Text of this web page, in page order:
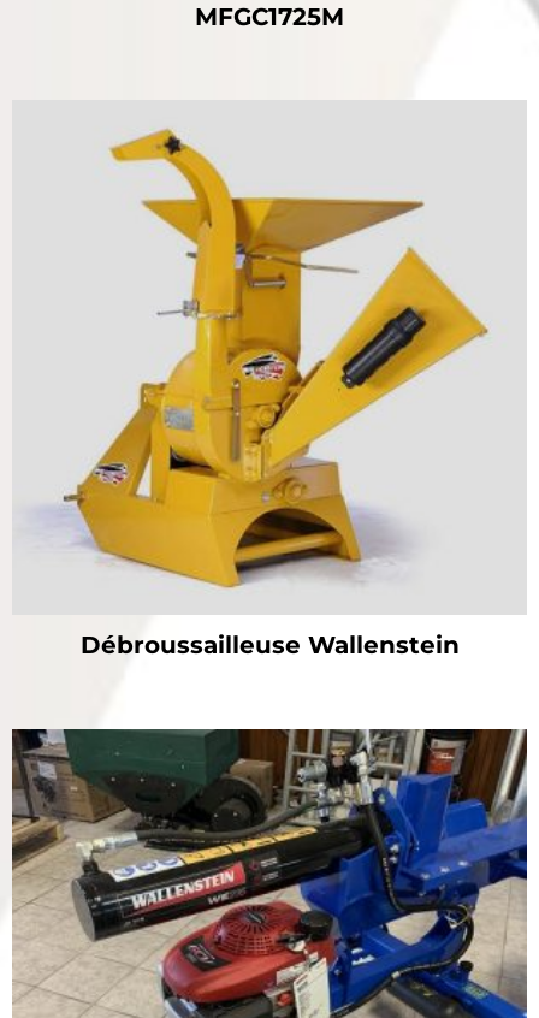
MFGC1725M
Débroussailleuse Wallenstein